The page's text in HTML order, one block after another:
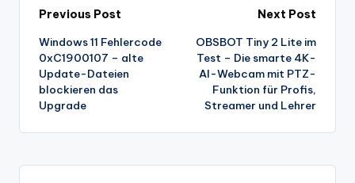
Post
navigation
Previous Post
Windows 11 Fehlercode
0xC1900107 – alte
Update-Dateien
blockieren das
Upgrade
Next Post
OBSBOT Tiny 2 Lite im
Test – Die smarte 4K-
AI-Webcam mit PTZ-
Funktion für Profis,
Streamer und Lehrer